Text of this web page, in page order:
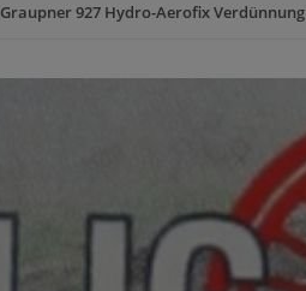
Graupner 927 Hydro-Aerofix Verdünnung